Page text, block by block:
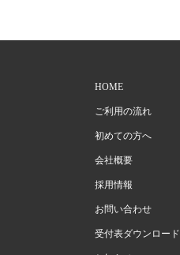
HOME
ご利用の流れ
初めての方へ
会社概要
採用情報
お問い合わせ
受付表ダウンロード